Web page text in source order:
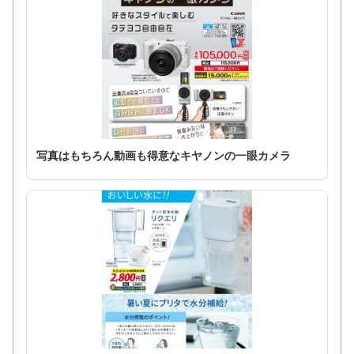
写真はもちろん動画も得意なキヤノンの一眼カメラ